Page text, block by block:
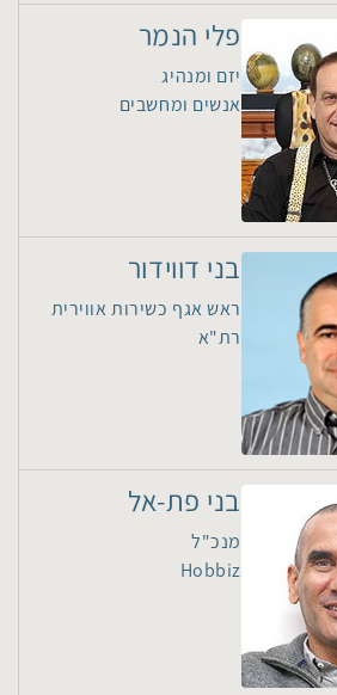
פלי הנמר
יזם ומנהיג
אנשים ומחשבים
בני דווידור
ראש אגף כשירות אווירית
רת"א
בני פת-אל
מנכ"ל
Hobbiz